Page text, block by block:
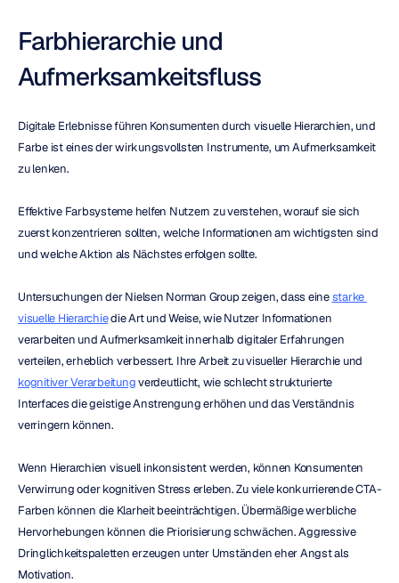
Farbhierarchie und
Aufmerksamkeitsfluss
Digitale Erlebnisse führen Konsumenten durch visuelle Hierarchien, und
Farbe ist eines der wirkungsvollsten Instrumente, um Aufmerksamkeit
zu lenken.
Effektive Farbsysteme helfen Nutzern zu verstehen, worauf sie sich
zuerst konzentrieren sollten, welche Informationen am wichtigsten sind
und welche Aktion als Nächstes erfolgen sollte.
Untersuchungen der Nielsen Norman Group zeigen, dass eine starke
visuelle Hierarchie die Art und Weise, wie Nutzer Informationen
verarbeiten und Aufmerksamkeit innerhalb digitaler Erfahrungen
kognitiver Verarbeitung verdeutlicht, wie schlecht strukturierte
Interfaces die geistige Anstrengung erhöhen und das Verständnis
verringern können.
Wenn Hierarchien visuell inkonsistent werden, können Konsumenten
Verwirrung oder kognitiven Stress erleben. Zu viele konkurrierende CTA-
Farben können die Klarheit beeinträchtigen. Übermäßige werbliche
Hervorhebungen können die Priorisierung schwächen. Aggressive
Dringlichkeitspaletten erzeugen unter Umständen eher Angst als
Motivation.